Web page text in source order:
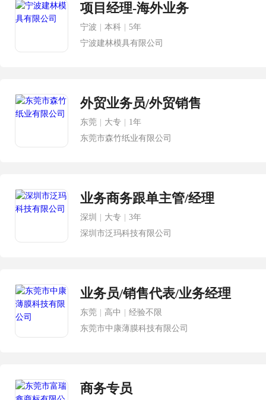
项目经理-海外业务
宁波 本科
5年
宁波建林模具有限公司
外贸业务员/外贸销售
东莞 大专
1年
东莞市森竹纸业有限公司
业务商务跟单主管/经理
深圳 大专
3年
深圳市泛玛科技有限公司
业务员/销售代表/业务经理
东莞 高中
经验不限
东莞市中康薄膜科技有限公司
商务专员